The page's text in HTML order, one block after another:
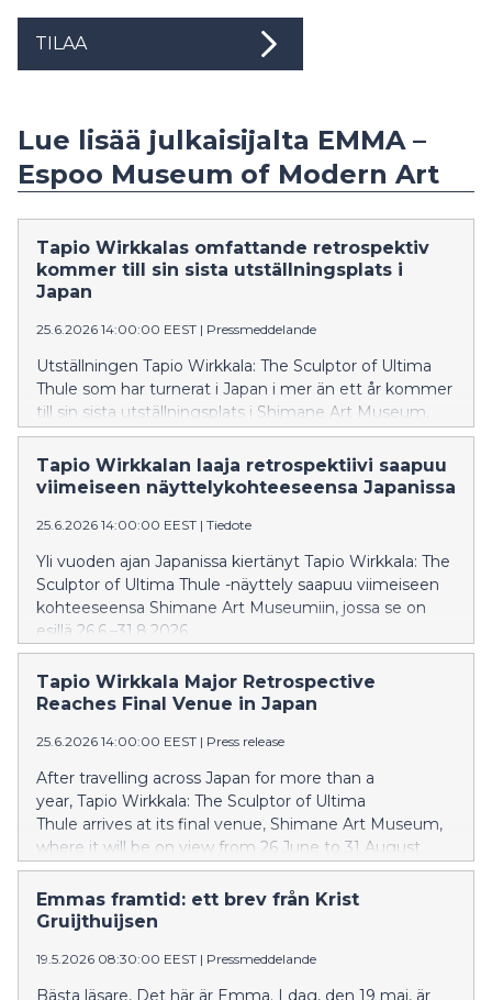
TILAA
Lue lisää julkaisijalta EMMA –
Espoo Museum of Modern Art
Tapio Wirkkalas omfattande retrospektiv
kommer till sin sista utställningsplats i
Japan
25.6.2026 14:00:00 EEST | Pressmeddelande
Utställningen Tapio Wirkkala: The Sculptor of Ultima
Thule som har turnerat i Japan i mer än ett år kommer
till sin sista utställningsplats i Shimane Art Museum,
där utställningen visas 26.6–31.8.2026.
Tapio Wirkkalan laaja retrospektiivi saapuu
viimeiseen näyttelykohteeseensa Japanissa
25.6.2026 14:00:00 EEST | Tiedote
Yli vuoden ajan Japanissa kiertänyt Tapio Wirkkala: The
Sculptor of Ultima Thule -näyttely saapuu viimeiseen
kohteeseensa Shimane Art Museumiin, jossa se on
esillä 26.6.–31.8.2026.
Tapio Wirkkala Major Retrospective
Reaches Final Venue in Japan
25.6.2026 14:00:00 EEST | Press release
After travelling across Japan for more than a
year, Tapio Wirkkala: The Sculptor of Ultima
Thule arrives at its final venue, Shimane Art Museum,
where it will be on view from 26 June to 31 August
2026.
Emmas framtid: ett brev från Krist
Gruijthuijsen
19.5.2026 08:30:00 EEST | Pressmeddelande
Bästa läsare, Det här är Emma. I dag, den 19 maj, är